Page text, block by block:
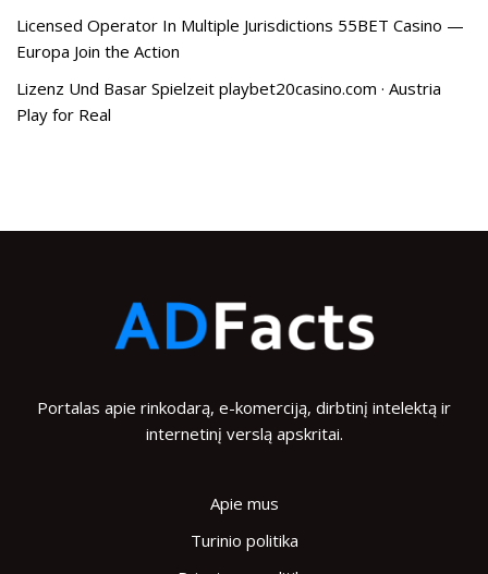
Licensed Operator In Multiple Jurisdictions 55BET Casino —
Europa Join the Action
Lizenz Und Basar Spielzeit playbet20casino.com · Austria
Play for Real
Portalas apie rinkodarą, e-komerciją, dirbtinį intelektą ir
internetinį verslą apskritai.
Apie mus
Turinio politika